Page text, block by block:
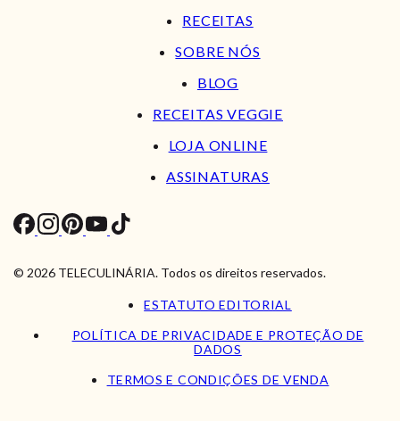
RECEITAS
SOBRE NÓS
BLOG
RECEITAS VEGGIE
LOJA ONLINE
ASSINATURAS
© 2026 TELECULINÁRIA. Todos os direitos reservados.
ESTATUTO EDITORIAL
POLÍTICA DE PRIVACIDADE E PROTEÇÃO DE
DADOS
TERMOS E CONDIÇÕES DE VENDA